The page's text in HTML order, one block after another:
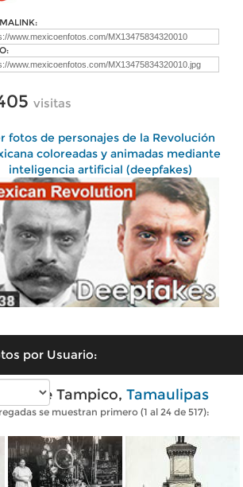
visitas
fotos de personajes de la Revolución
coloreadas y animadas mediante
inteligencia artificial (deepfakes)
por Usuario:
de Tampico, Tamaulipas
se muestran primero (1 al 24 de 517):